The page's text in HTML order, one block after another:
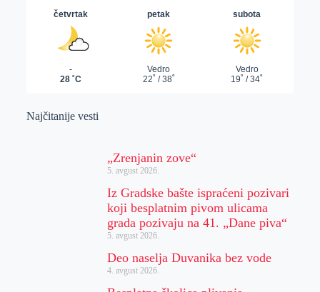
Najčitanije vesti
„Zrenjanin zove“
5. avgust 2026.
Iz Gradske bašte ispraćeni pozivari
koji besplatnim pivom ulicama
grada pozivaju na 41. „Dane piva“
5. avgust 2026.
Deo naselja Duvanika bez vode
4. avgust 2026.